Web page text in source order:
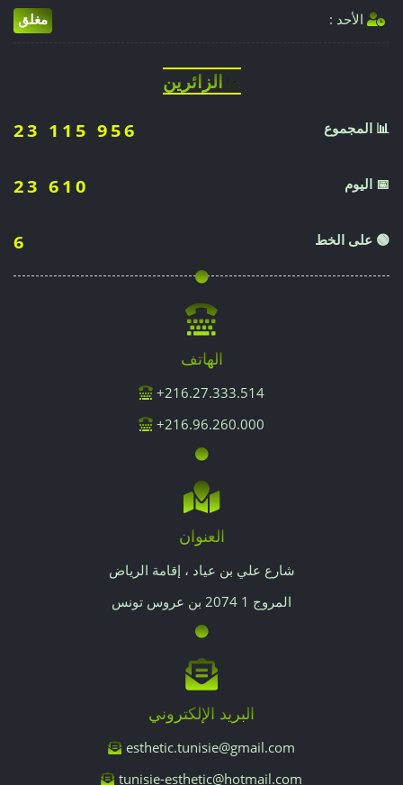
الأحد : مغلق
📈 الزائرين
📊 المجموع 23 115 956
📅 اليوم 23 610
🟢 على الخط 6
الهاتف
216.27.333.514+
216.96.260.000+
العنوان
شارع علي بن عياد ، إقامة الرياض
المروج 1 2074 بن عروس تونس
البريد الإلكتروني
esthetic.tunisie@gmail.com
tunisie-esthetic@hotmail.com